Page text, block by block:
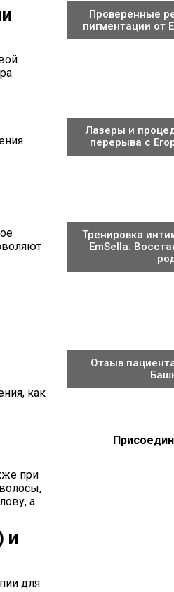
как
при
а
и
для
Проверенные
пигментации от
Лазеры и
перерыва с
Тренировка
EmSella.
Отзыв